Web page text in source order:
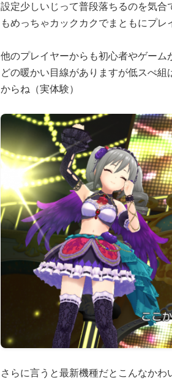
設定少しいじって普段落ちるのを気
もめっちゃカックカクでまともにプ
他のプレイヤーからも初心者やゲー
どの暖かい目線がありますが低スぺ
からね（実体験）
さらに言うと最新機種だとこんなか